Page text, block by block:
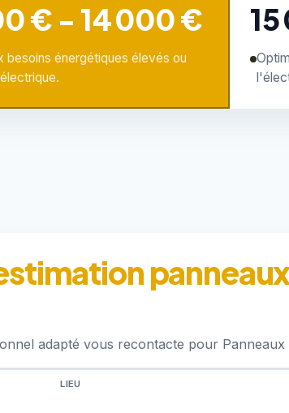
€ - 14 000 €
besoins énergétiques élevés ou
adapté vous recontacte pour Panneaux
LIEU